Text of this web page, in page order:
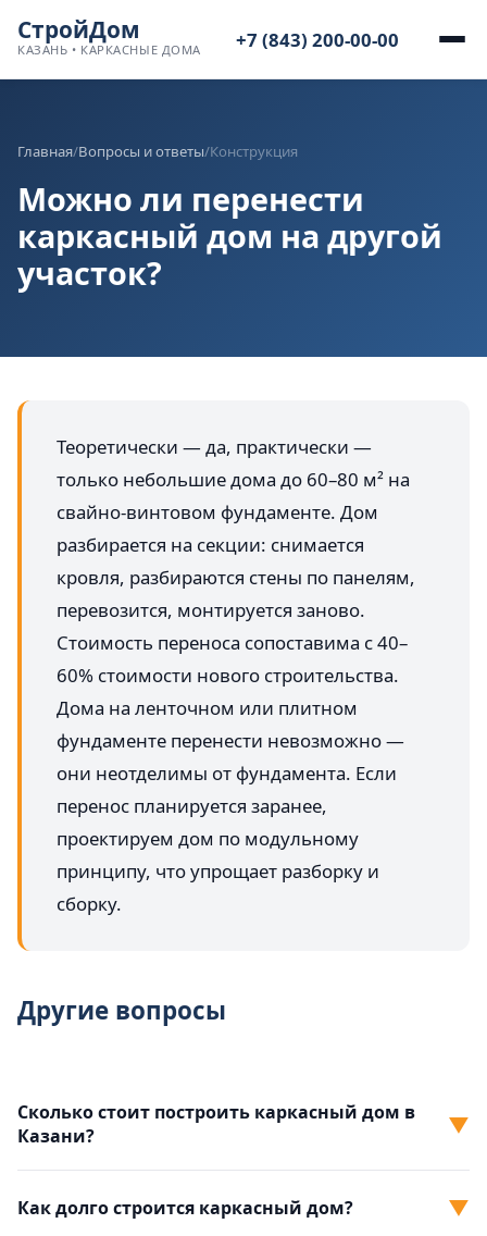
СтройДом
КАЗАНЬ • КАРКАСНЫЕ ДОМА +7 (843) 200-00-00
Главная/Вопросы и ответы/Конструкция
Можно ли перенести
каркасный дом на другой
участок?
Теоретически — да, практически —
только небольшие дома до 60–80 м² на
свайно-винтовом фундаменте. Дом
разбирается на секции: снимается
кровля, разбираются стены по панелям,
перевозится, монтируется заново.
Стоимость переноса сопоставима с 40–
60% стоимости нового строительства.
Дома на ленточном или плитном
фундаменте перенести невозможно —
они неотделимы от фундамента. Если
перенос планируется заранее,
проектируем дом по модульному
принципу, что упрощает разборку и
сборку.
Другие вопросы
Сколько стоит построить каркасный дом в
Казани?
▼
Как долго строится каркасный дом? ▼